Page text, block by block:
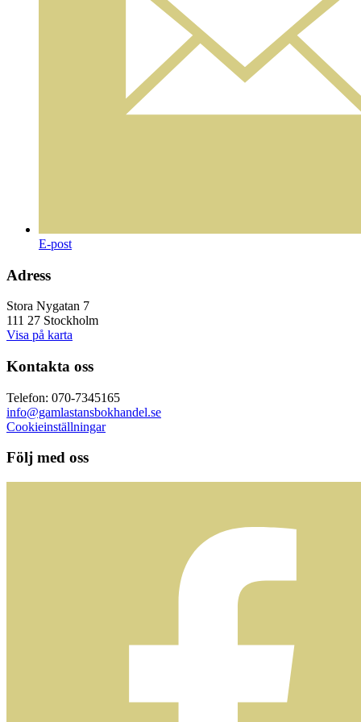
E-post
Adress
Stora Nygatan 7
111 27 Stockholm
Visa på karta
Kontakta oss
Telefon: 070-7345165
info@gamlastansbokhandel.se
Cookieinställningar
Följ med oss